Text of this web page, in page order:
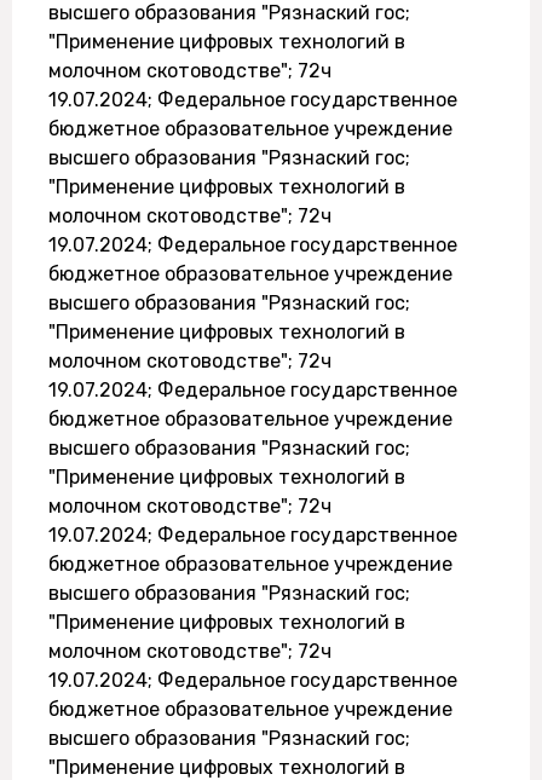
высшего образования "Рязнаский гос;
"Применение цифровых технологий в
молочном скотоводстве"; 72ч
19.07.2024; Федеральное государственное
бюджетное образовательное учреждение
высшего образования "Рязнаский гос;
"Применение цифровых технологий в
молочном скотоводстве"; 72ч
19.07.2024; Федеральное государственное
бюджетное образовательное учреждение
высшего образования "Рязнаский гос;
"Применение цифровых технологий в
молочном скотоводстве"; 72ч
19.07.2024; Федеральное государственное
бюджетное образовательное учреждение
высшего образования "Рязнаский гос;
"Применение цифровых технологий в
молочном скотоводстве"; 72ч
19.07.2024; Федеральное государственное
бюджетное образовательное учреждение
высшего образования "Рязнаский гос;
"Применение цифровых технологий в
молочном скотоводстве"; 72ч
19.07.2024; Федеральное государственное
бюджетное образовательное учреждение
высшего образования "Рязнаский гос;
"Применение цифровых технологий в